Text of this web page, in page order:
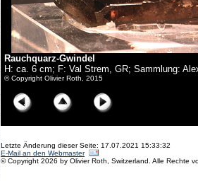
Rauchquarz-Gwindel
H: ca. 6 cm; F: Val Strem, GR; Sammlung:
© Copyright Olivier Roth, 2015
Letzte Änderung dieser Seite: 17.07.2021 15:33:32
E-Mail an den Webmaster
© Copyright 2026 by Olivier Roth, Switzerland. Alle Rechte